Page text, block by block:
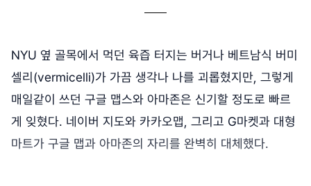
NYU 옆 골목에서 먹던 육즙 터지는 버거나 베트남식 버미
셀리(vermicelli)가 가끔 생각나 나를 괴롭혔지만, 그렇게
매일같이 쓰던 구글 맵스와 아마존은 신기할 정도로 빠르
게 잊혔다. 네이버 지도와 카카오맵, 그리고 G마켓과 대형
마트가 구글 맵과 아마존의 자리를 완벽히 대체했다.